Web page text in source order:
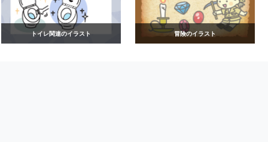
トイレ関連のイラスト 冒険のイラスト